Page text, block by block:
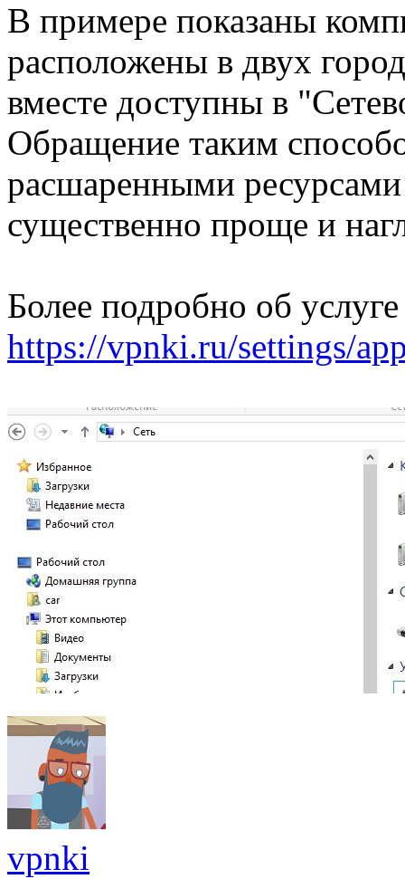
В примере показаны
расположены в двух
вместе доступны в
Обращение таким
расшаренными ресурсами
существенно проще и
Более подробно об
https://vpnki.ru/settings/
vpnki